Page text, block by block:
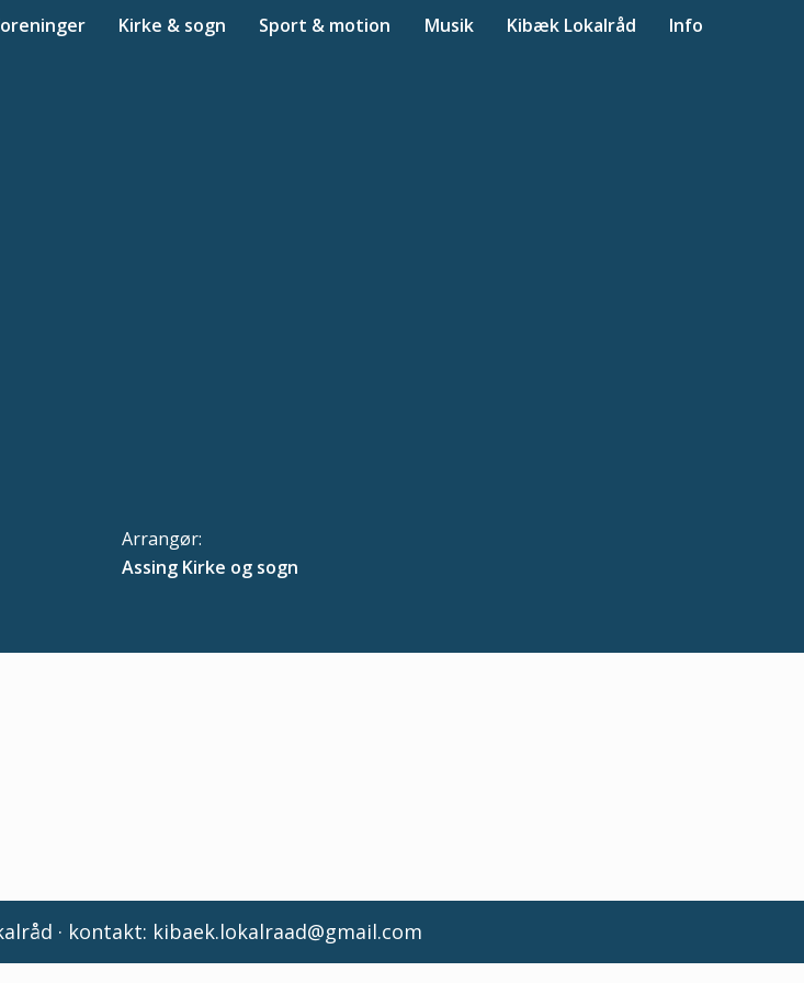
Kirke & sogn Sport & motion Musik Kibæk Lokalråd Info
Arrangør:
Assing Kirke og sogn
· kontakt: kibaek.lokalraad@gmail.com